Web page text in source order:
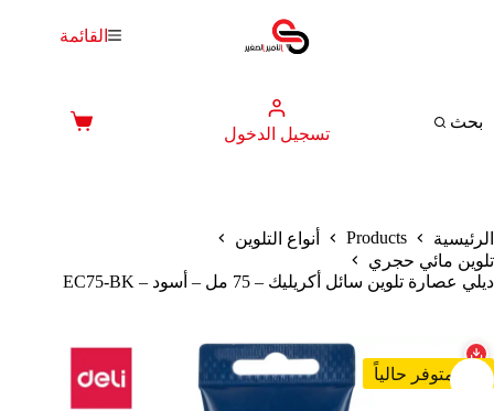
القائمة
بحث
تسجيل الدخول
عربة
الرئيسية Products
أنواع التلوين
تلوين مائي حجري
ديلي عصارة تلوين سائل أكريليك – 75 مل – أسود – EC75-BK
غير متوفر حالياً